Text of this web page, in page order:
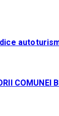
COMUNEI